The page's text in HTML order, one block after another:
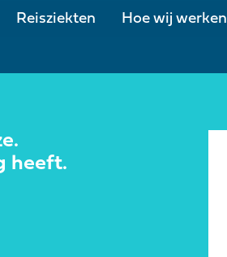
Reisziekten Hoe wij werken
heeft.